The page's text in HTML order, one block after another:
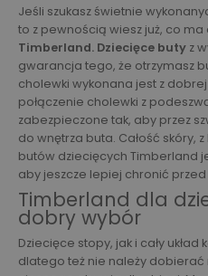
Jeśli szukasz świetnie
to z pewnością wiesz już, co
Timberland. Dziecięce buty z
gwarancja tego, że otrzymasz
cholewki wykonana jest z
połączenie cholewki z
zabezpieczone tak, aby przez
do wnętrza buta. Całość skóry,
butów dziecięcych Timberland
aby jeszcze lepiej chronić
Timberland dla
dobry wybór
Dziecięce stopy, jak i cały
dlatego też nie należy